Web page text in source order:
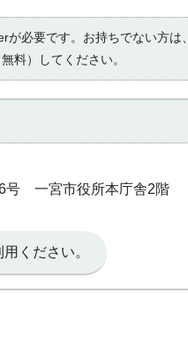
必要です。お持ちでない方は、
料）してください。
号 一宮市役所本庁舎2階
ください。